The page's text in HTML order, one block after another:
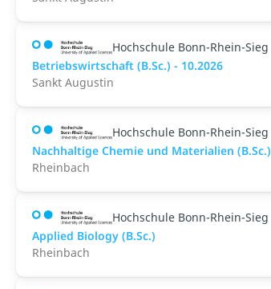
Hochschule Bonn-Rhein-Sieg
Betriebswirtschaft (B.Sc.) - 10.2026
Sankt Augustin
Hochschule Bonn-Rhein-Sieg
Nachhaltige Chemie und Materialien (B.Sc.)
Rheinbach
Hochschule Bonn-Rhein-Sieg
Applied Biology (B.Sc.)
Rheinbach